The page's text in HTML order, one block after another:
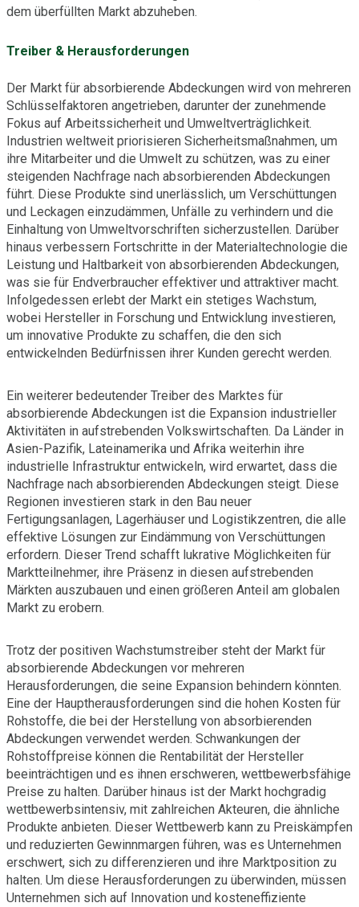
dem überfüllten Markt abzuheben.
Treiber & Herausforderungen
Der Markt für absorbierende Abdeckungen wird von mehreren
Schlüsselfaktoren angetrieben, darunter der zunehmende
Fokus auf Arbeitssicherheit und Umweltverträglichkeit.
Industrien weltweit priorisieren Sicherheitsmaßnahmen, um
ihre Mitarbeiter und die Umwelt zu schützen, was zu einer
steigenden Nachfrage nach absorbierenden Abdeckungen
führt. Diese Produkte sind unerlässlich, um Verschüttungen
und Leckagen einzudämmen, Unfälle zu verhindern und die
Einhaltung von Umweltvorschriften sicherzustellen. Darüber
hinaus verbessern Fortschritte in der Materialtechnologie die
Leistung und Haltbarkeit von absorbierenden Abdeckungen,
was sie für Endverbraucher effektiver und attraktiver macht.
Infolgedessen erlebt der Markt ein stetiges Wachstum,
wobei Hersteller in Forschung und Entwicklung investieren,
um innovative Produkte zu schaffen, die den sich
entwickelnden Bedürfnissen ihrer Kunden gerecht werden.
Ein weiterer bedeutender Treiber des Marktes für
absorbierende Abdeckungen ist die Expansion industrieller
Aktivitäten in aufstrebenden Volkswirtschaften. Da Länder in
Asien-Pazifik, Lateinamerika und Afrika weiterhin ihre
industrielle Infrastruktur entwickeln, wird erwartet, dass die
Nachfrage nach absorbierenden Abdeckungen steigt. Diese
Regionen investieren stark in den Bau neuer
Fertigungsanlagen, Lagerhäuser und Logistikzentren, die alle
effektive Lösungen zur Eindämmung von Verschüttungen
erfordern. Dieser Trend schafft lukrative Möglichkeiten für
Marktteilnehmer, ihre Präsenz in diesen aufstrebenden
Märkten auszubauen und einen größeren Anteil am globalen
Markt zu erobern.
Trotz der positiven Wachstumstreiber steht der Markt für
absorbierende Abdeckungen vor mehreren
Herausforderungen, die seine Expansion behindern könnten.
Eine der Hauptherausforderungen sind die hohen Kosten für
Rohstoffe, die bei der Herstellung von absorbierenden
Abdeckungen verwendet werden. Schwankungen der
Rohstoffpreise können die Rentabilität der Hersteller
beeinträchtigen und es ihnen erschweren, wettbewerbsfähige
Preise zu halten. Darüber hinaus ist der Markt hochgradig
wettbewerbsintensiv, mit zahlreichen Akteuren, die ähnliche
Produkte anbieten. Dieser Wettbewerb kann zu Preiskämpfen
und reduzierten Gewinnmargen führen, was es Unternehmen
erschwert, sich zu differenzieren und ihre Marktposition zu
halten. Um diese Herausforderungen zu überwinden, müssen
Unternehmen sich auf Innovation und kosteneffiziente